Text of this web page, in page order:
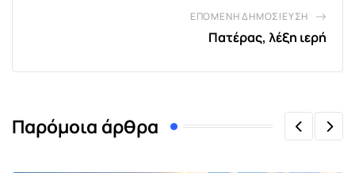
ΕΠΌΜΕΝΗ ΔΗΜΟΣΊΕΥΣΗ
Πατέρας, λέξη ιερή
Παρόμοια άρθρα